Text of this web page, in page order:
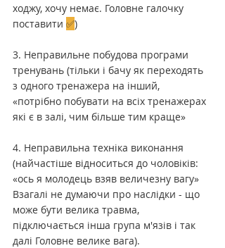
ходжу, хочу немає. Головне галочку
поставити ✅)
3. Неправильне побудова програми
тренувань (тільки і бачу як переходять
з одного тренажера на інший,
«потрібно побувати на всіх тренажерах
які є в залі, чим більше тим краще»
4. Неправильна техніка виконання
(найчастіше відноситься до чоловіків:
«ось я молодець взяв величезну вагу»
Взагалі не думаючи про наслідки - що
може бути велика травма,
підключається інша група м'язів і так
далі Головне велике вага).